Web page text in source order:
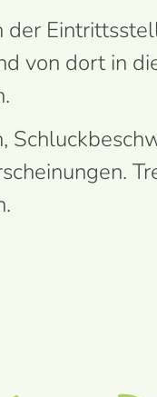
der
von dort in